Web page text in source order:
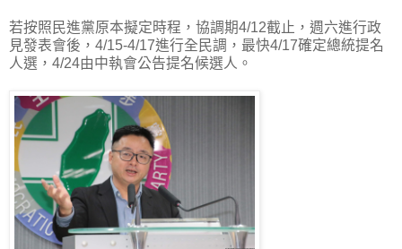
若按照民進黨原本擬定時程，協調期4/12截止，週六進行政
見發表會後，4/15-4/17進行全民調，最快4/17確定總統提名
人選，4/24由中執會公告提名候選人。